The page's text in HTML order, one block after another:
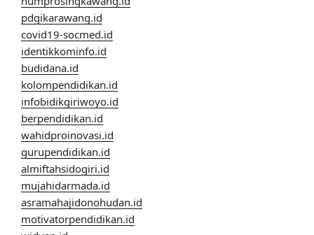
pdgikarawang.id
covid19-socmed.id
identikkominfo.id
budidana.id
kolompendidikan.id
infobidikgiriwoyo.id
berpendidikan.id
wahidproinovasi.id
gurupendidikan.id
almiftahsidogiri.id
mujahidarmada.id
asramahajidonohudan.id
motivatorpendidikan.id